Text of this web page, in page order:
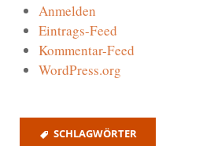
Anmelden
Eintrags-Feed
Kommentar-Feed
WordPress.org
SCHLAGWÖRTER